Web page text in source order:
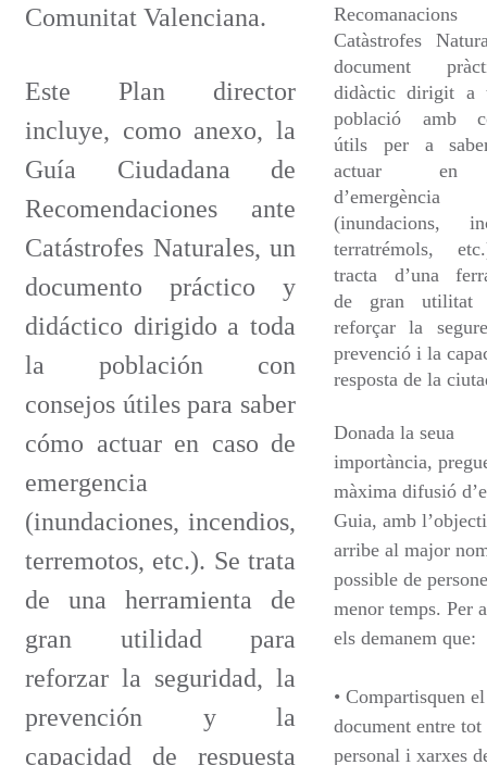
Comunitat Valenciana.
Este Plan director
incluye, como anexo, la
Guía Ciudadana de
Recomendaciones ante
Catástrofes Naturales, un
documento práctico y
didáctico dirigido a toda
la población con
consejos útiles para saber
cómo actuar en caso de
emergencia
(inundaciones, incendios,
terremotos, etc.). Se trata
de una herramienta de
gran utilidad para
reforzar la seguridad, la
prevención y la
capacidad de respuesta
Recomanacions
Catàstrofes
document
didàctic dirigit a
població amb
útils per a
actuar en
d’emergència
(inundacions,
terratrémols,
tracta d’una
de gran utilitat
reforçar la
prevenció i la
resposta de la
Donada la seua
importància,
màxima difusió
Guia, amb
arribe al major
possible de
menor temps. Per
els demanem que:
• Compartisquen el
document entre tot
personal i xarxes